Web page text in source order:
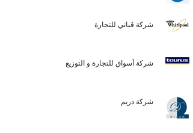
شركة قباني للتجارة
شركة أسواق للتجارة و التوزيع
شركة دريم